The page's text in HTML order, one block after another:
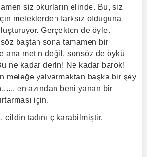
siz okurların elinde. Bu, siz
meleklerden farksız olduğuna
Gerçekten de öyle.
baştan sona tamamen bir
ana metin değil, sonsöz de öykü
ne kadar derin! Ne kadar barok!
meleğe yalvarmaktan başka bir şey
en azından beni yanan bir
için.
cildin tadını çıkarabilmiştir.